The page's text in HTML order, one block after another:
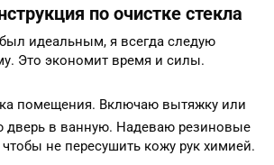
по очистке стекла
идеальным, я всегда следую
Это экономит время и силы.
помещения. Включаю вытяжку или
дверь в ванную. Надеваю резиновые
чтобы не пересушить кожу рук химией.